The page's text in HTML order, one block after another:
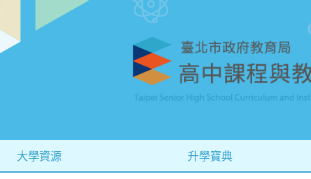
大學資源 升學寶典